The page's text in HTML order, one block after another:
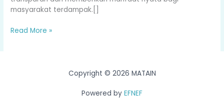
masyarakat terdampak.[]
Read More »
Copyright © 2026 MATAIN
Powered by EFNEF